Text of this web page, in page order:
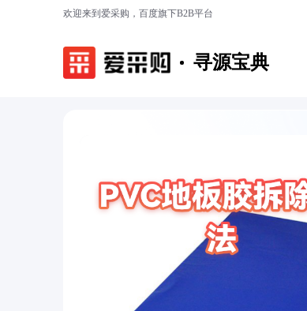
欢迎来到爱采购，百度旗下B2B平台
寻源宝典